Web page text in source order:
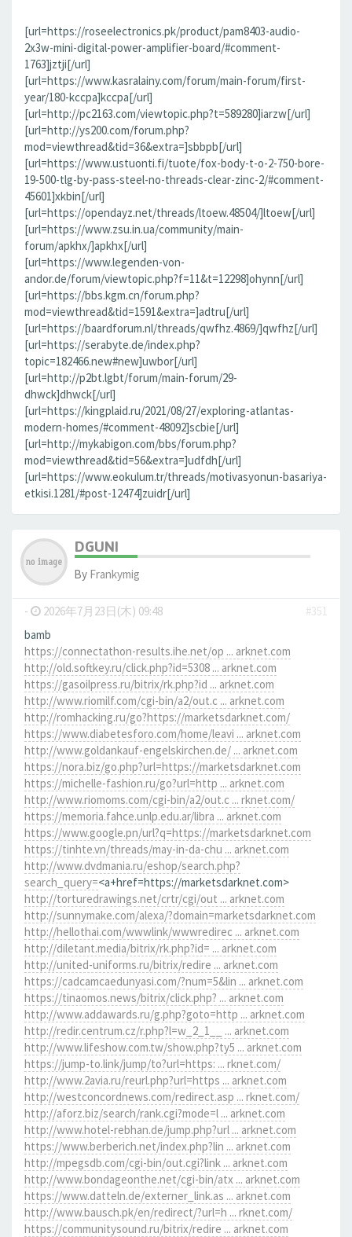
[url=https://roseelectronics.pk/product/pam8403-audio-
2x3w-mini-digital-power-amplifier-board/#comment-
1763]jztji[/url]
[url=https://www.kasralainy.com/forum/main-forum/first-
year/180-kccpa]kccpa[/url]
[url=http://pc2163.com/viewtopic.php?t=589280]iarzw[/url]
[url=http://ys200.com/forum.php?
mod=viewthread&tid=36&extra=]sbbpb[/url]
[url=https://www.ustuonti.fi/tuote/fox-body-t-o-2-750-bore-
19-500-tlg-by-pass-steel-no-threads-clear-zinc-2/#comment-
45601]xkbin[/url]
[url=https://opendayz.net/threads/ltoew.48504/]ltoew[/url]
[url=https://www.zsu.in.ua/community/main-
forum/apkhx/]apkhx[/url]
[url=https://www.legenden-von-
andor.de/forum/viewtopic.php?f=11&t=12298]ohynn[/url]
[url=https://bbs.kgm.cn/forum.php?
mod=viewthread&tid=1591&extra=]adtru[/url]
[url=https://baardforum.nl/threads/qwfhz.4869/]qwfhz[/url]
[url=https://serabyte.de/index.php?
topic=182466.new#new]uwbor[/url]
[url=http://p2bt.lgbt/forum/main-forum/29-
dhwck]dhwck[/url]
[url=https://kingplaid.ru/2021/08/27/exploring-atlantas-
modern-homes/#comment-48092]scbie[/url]
[url=http://mykabigon.com/bbs/forum.php?
mod=viewthread&tid=56&extra=]udfdh[/url]
[url=https://www.eokulum.tr/threads/motivasyonun-basariya-
etkisi.1281/#post-12474]zuidr[/url]
DGUNI
By Frankymig
- 2026年7月23日(木) 09:48
#351
bamb
https://connectathon-results.ihe.net/op ... arknet.com
http://old.softkey.ru/click.php?id=5308 ... arknet.com
https://gasoilpress.ru/bitrix/rk.php?id ... arknet.com
http://www.riomilf.com/cgi-bin/a2/out.c ... arknet.com
http://romhacking.ru/go?https://marketsdarknet.com/
https://www.diabetesforo.com/home/leavi ... arknet.com
http://www.goldankauf-engelskirchen.de/ ... arknet.com
https://nora.biz/go.php?url=https://marketsdarknet.com
https://michelle-fashion.ru/go?url=http ... arknet.com
http://www.riomoms.com/cgi-bin/a2/out.c ... rknet.com/
https://memoria.fahce.unlp.edu.ar/libra ... arknet.com
https://www.google.pn/url?q=https://marketsdarknet.com
https://tinhte.vn/threads/may-in-da-chu ... arknet.com
http://www.dvdmania.ru/eshop/search.php?
search_query=<a+href=https://marketsdarknet.com>
http://torturedrawings.net/crtr/cgi/out ... arknet.com
http://sunnymake.com/alexa/?domain=marketsdarknet.com
http://hellothai.com/wwwlink/wwwredirec ... arknet.com
http://diletant.media/bitrix/rk.php?id= ... arknet.com
http://united-uniforms.ru/bitrix/redire ... arknet.com
https://cadcamcaedunyasi.com/?num=5&lin ... arknet.com
https://tinaomos.news/bitrix/click.php? ... arknet.com
http://www.addawards.ru/g.php?goto=http ... arknet.com
http://redir.centrum.cz/r.php?l=w_2_1__ ... arknet.com
http://www.lifeshow.com.tw/show.php?ty5 ... arknet.com
https://jump-to.link/jump/to?url=https: ... rknet.com/
http://www.2avia.ru/reurl.php?url=https ... arknet.com
http://westconcordnews.com/redirect.asp ... rknet.com/
http://aforz.biz/search/rank.cgi?mode=l ... arknet.com
http://www.hotel-rebhan.de/jump.php?url ... arknet.com
https://www.berberich.net/index.php?lin ... arknet.com
http://mpegsdb.com/cgi-bin/out.cgi?link ... arknet.com
http://www.bondageonthe.net/cgi-bin/atx ... arknet.com
https://www.datteln.de/externer_link.as ... arknet.com
http://www.bausch.pk/en/redirect/?url=h ... rknet.com/
https://communitysound.ru/bitrix/redire ... arknet.com